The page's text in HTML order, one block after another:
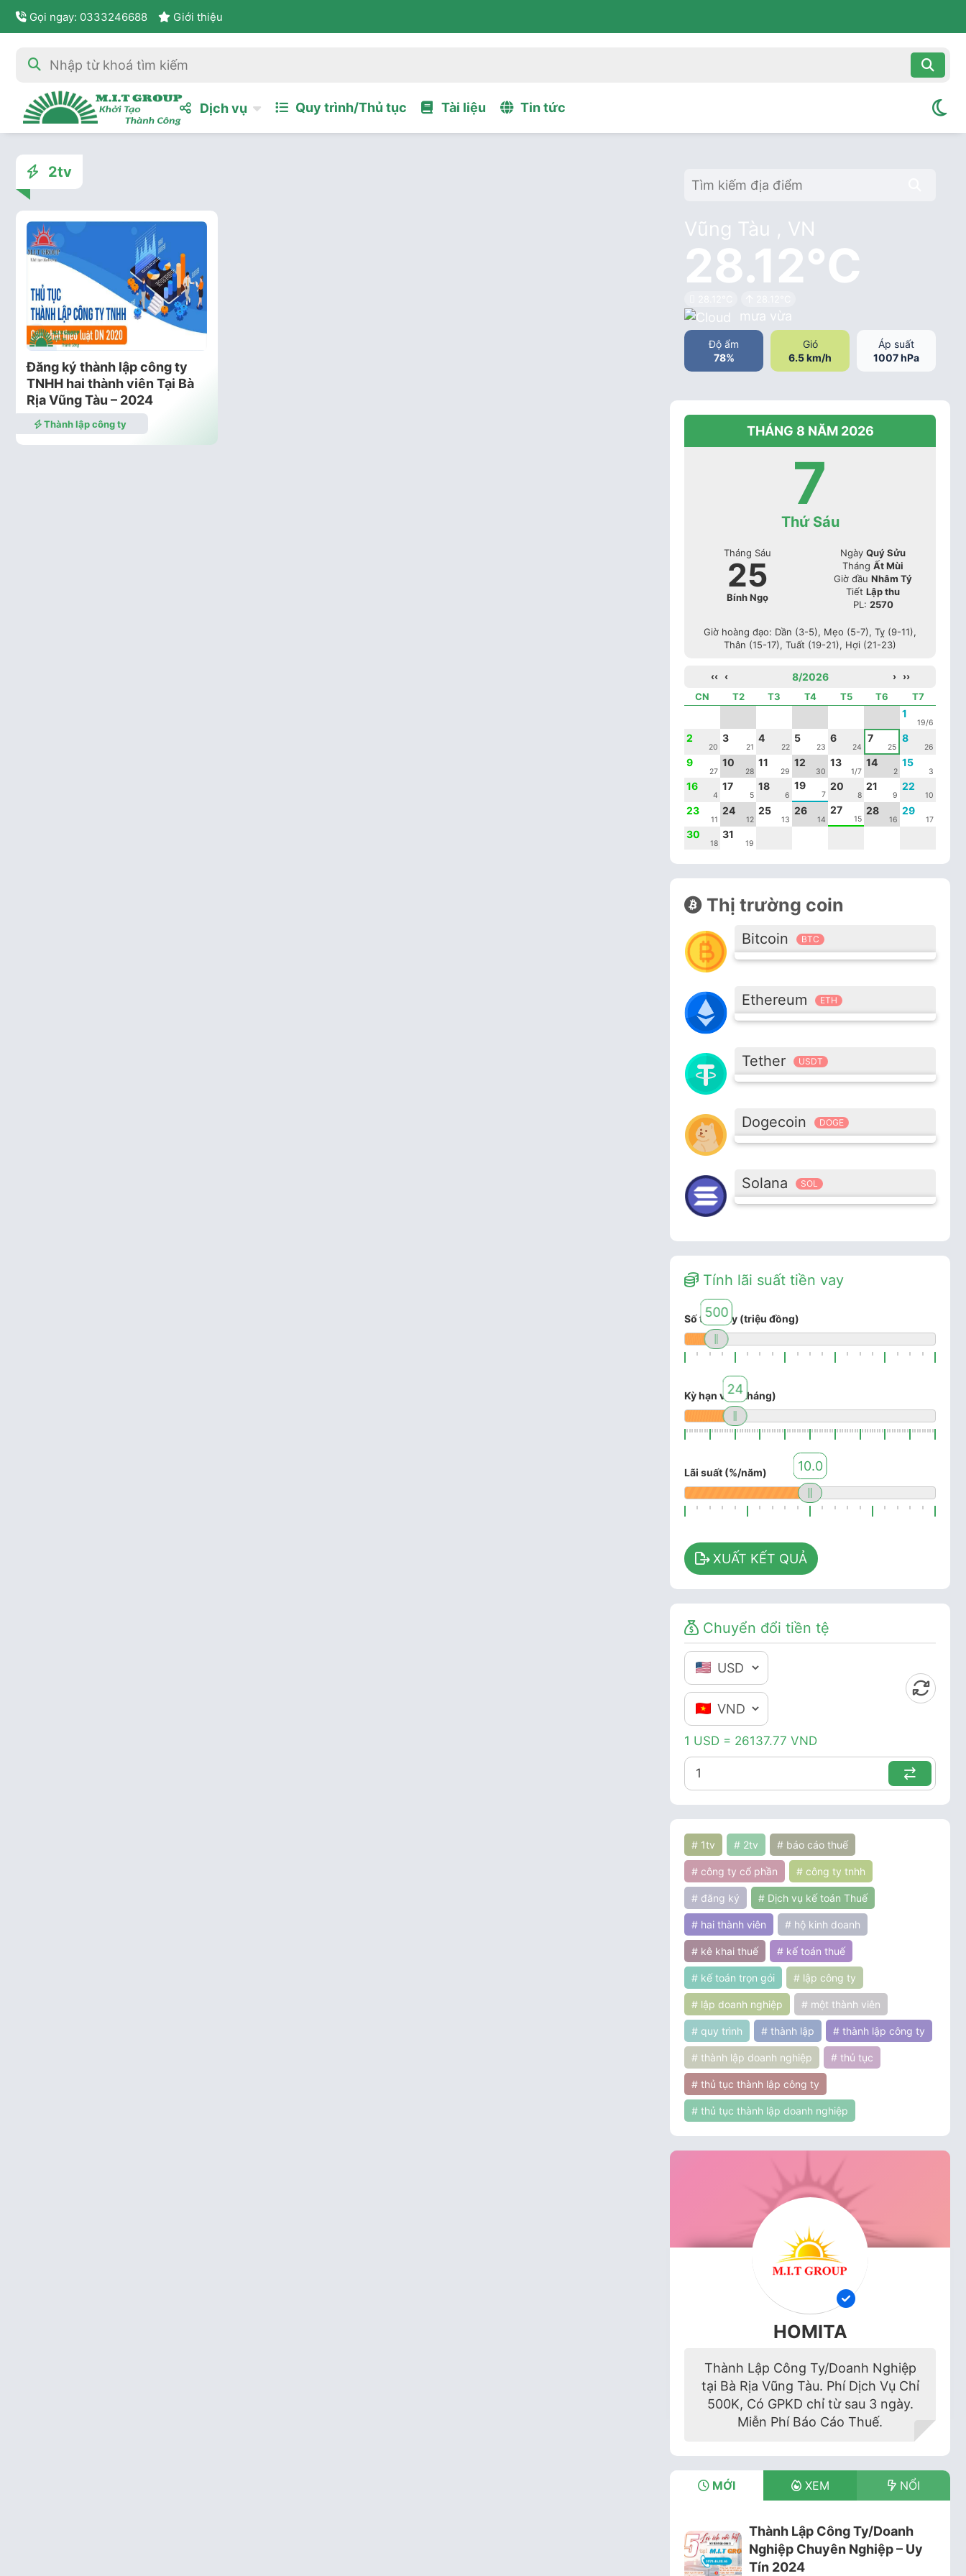
Gọi ngay: 0333246688 Giới thiệu
Dịch vụ Quy trình/Thủ tục Tài liệu Tin tức
2tv
Đăng ký thành lập công ty
TNHH hai thành viên Tại Bà
Rịa Vũng Tàu – 2024
Thành lập công ty
Vũng Tàu , VN
28.12°C
mưa vừa
Độ ẩm
78%
Gió
6.5 km/h
Áp suất
1007 hPa
THÁNG 8 NĂM 2026
7
Thứ Sáu
Tháng Sáu
25
Bính Ngọ
Ngày Quý Sửu
Tháng Ất Mùi
Giờ đầu Nhâm Tý
Tiết Lập thu
PL: 2570
Giờ hoàng đạo: Dần (3-5), Mẹo (5-7), Tỵ (9-11),
Thân (15-17), Tuất (19-21), Hợi (21-23)
‹‹ ‹ 8/2026 ›
››
CN
T2 T3 T4 T5 T6 T7
1
19/6
2
20
3
21
4
22
5
23
6
24
7
25
8
26
9
27
10
28
11
29
12
30
13
1/7
14
2
15
3
16
4
17
5
18
6
19
7
20
8
21
9
22
10
23
11
24
12
25
13
26
14
27
15
28
16
29
17
30
18
31
19
Thị trường coin
Bitcoin BTC
Ethereum ETH
Tether USDT
Dogecoin DOGE
Solana SOL
Tính lãi suất tiền vay
Số tiền vay (triệu đồng)
500
Kỳ hạn vay (tháng)
24
Lãi suất (%/năm) 10.0
XUẤT KẾT QUẢ
Chuyển đổi tiền tệ
1 USD = 26137.77 VND
# 1tv # 2tv # báo cáo thuế
# công ty cổ phần # công ty tnhh
# đăng ký # Dịch vụ kế toán Thuế
# hai thành viên # hộ kinh doanh
# kê khai thuế # kế toán thuế
# kế toán trọn gói # lập công ty
# lập doanh nghiệp # một thành viên
# quy trình # thành lập # thành lập công ty
# thành lập doanh nghiệp # thủ tục
# thủ tục thành lập công ty
# thủ tục thành lập doanh nghiệp
HOMITA
Thành Lập Công Ty/Doanh Nghiệp
tại Bà Rịa Vũng Tàu. Phí Dịch Vụ Chỉ
500K, Có GPKD chỉ từ sau 3 ngày.
Miễn Phí Báo Cáo Thuế.
MỚI XEM NỔI
Thành Lập Công Ty/Doanh
Nghiệp Chuyên Nghiệp – Uy
Tín 2024